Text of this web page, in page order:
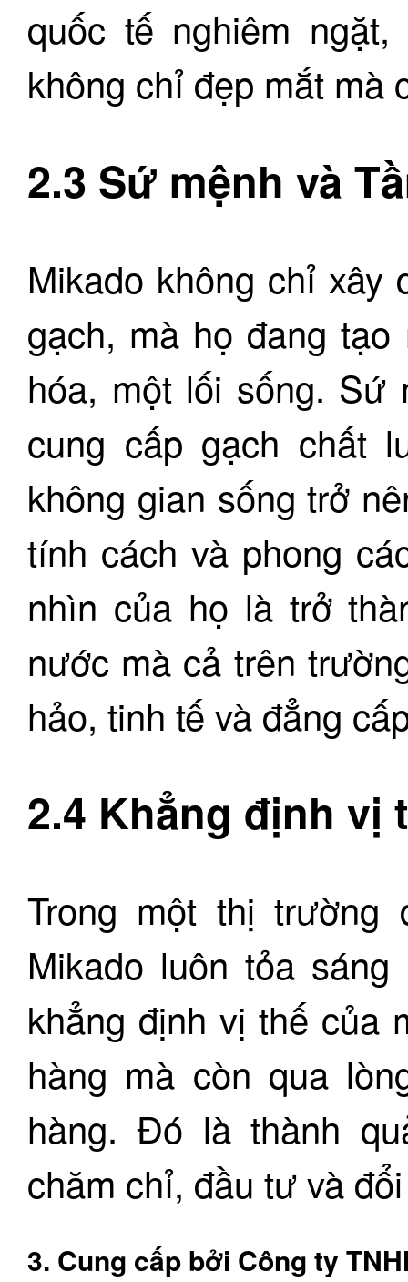
quốc tế nghiêm
không chỉ đẹp mắt mà
2.3 Sứ mệnh và
Mikado không chỉ xây
gạch, mà họ đang
hóa, một lối sống. Sứ
cung cấp gạch chất
không gian sống trở
tính cách và phong
nhìn của họ là trở
nước mà cả trên
hảo, tinh tế và đẳng
2.4 Khẳng định vị
Trong một thị trường
Mikado luôn tỏa
khẳng định vị thế của
hàng mà còn qua
hàng. Đó là thành
chăm chỉ, đầu tư và
3. Cung cấp bởi Công ty